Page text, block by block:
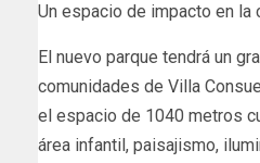
Un espacio de impacto en la
El nuevo parque tendrá un
comunidades de Villa
el espacio de 1040 metros
área infantil, paisajismo,